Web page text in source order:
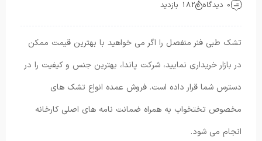
0 دیدگاه
182 بازدید
تشک طبی فنر منفصل را اگر می خواهید با بهترین قیمت ممکن
در بازار خریداری نمایید، شرکت پاندا، بهترین جنس و کیفیت را در
دسترس شما قرار داده است. فروش عمده انواع تشک های
مخصوص تختخواب به همراه ضمانت نامه های اصلی کارخانه
انجام می شود.